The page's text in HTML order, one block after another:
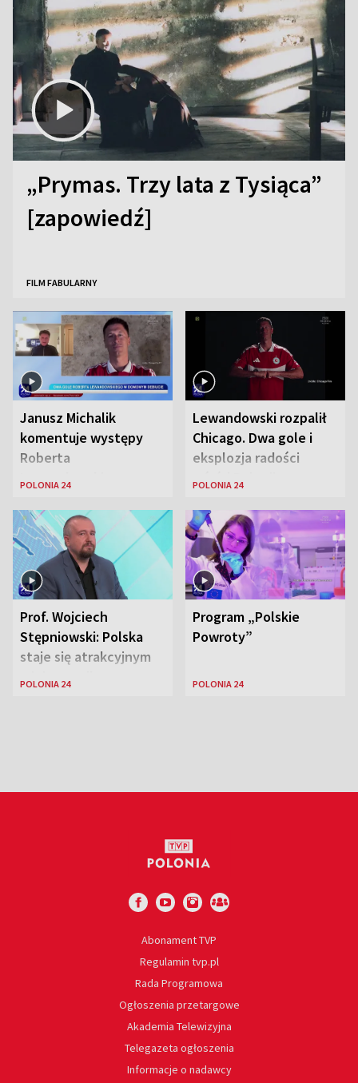
„Prymas. Trzy lata z Tysiąca”
[zapowiedź]
FILM FABULARNY
Janusz Michalik
komentuje występy
Roberta
Lewandowskiego w
Zjednoczonych
POLONIA 24
Lewandowski rozpalił
Chicago. Dwa gole i
eksplozja radości
wśród Polonii
POLONIA 24
Prof. Wojciech
Stępniowski: Polska
staje się atrakcyjnym
miejscem dla
POLONIA 24
Program „Polskie
Powroty”
POLONIA 24
Abonament TVP
Regulamin tvp.pl
Rada Programowa
Ogłoszenia przetargowe
Akademia Telewizyjna
Telegazeta ogłoszenia
Informacje o nadawcy